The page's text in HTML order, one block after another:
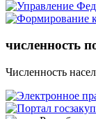
численность
Численность